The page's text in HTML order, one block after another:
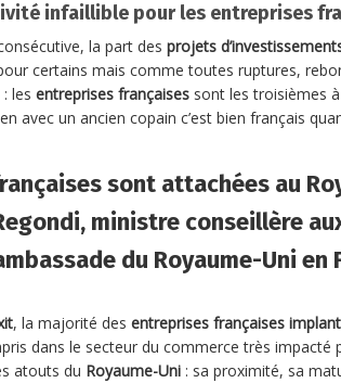
infaillible pour les entreprises
la part des projets
certains mais comme toutes ruptures,
les entreprises françaises sont les troisièmes à
avec un ancien copain c’est bien français
sont attachées au
ministre conseillère
du Royaume-Uni en
, la majorité des entreprises françaises
dans le secteur du commerce très impacté
atouts du Royaume-Uni : sa proximité, sa